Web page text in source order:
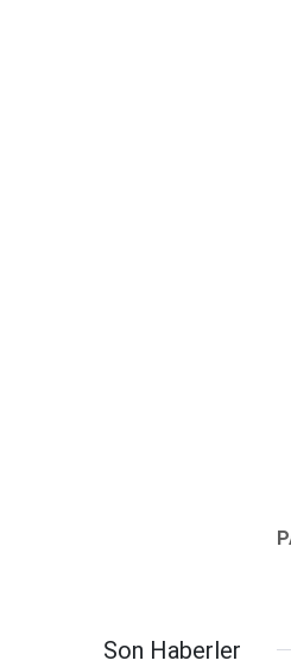
Son Haberler